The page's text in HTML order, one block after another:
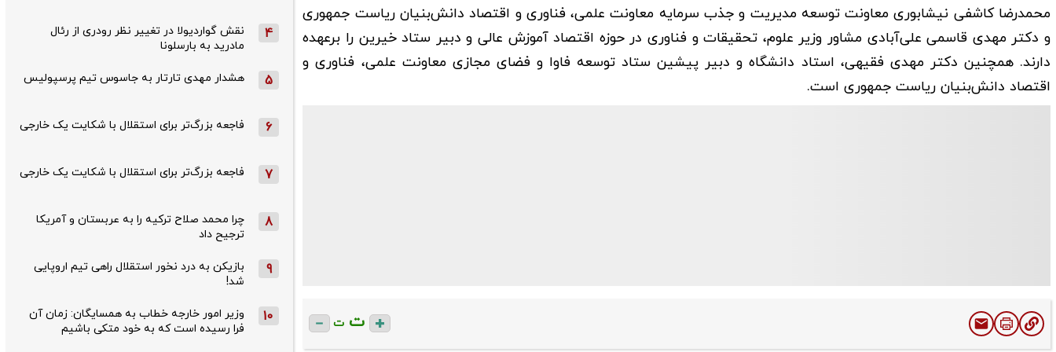
محمدرضا کاشفی نیشابوری معاونت توسعه مدیریت و جذب سرمایه معاونت علمی، فناوری و اقتصاد دانش‌بنیان ریاست جمهوری
و دکتر مهدی قاسمی علی‌آبادی مشاور وزیر علوم، تحقیقات و فناوری در حوزه اقتصاد آموزش عالی و دبیر ستاد خیرین را برعهده
دارند. همچنین دکتر مهدی فقیهی، استاد دانشگاه و دبیر پیشین ستاد توسعه فاوا و فضای مجازی معاونت علمی، فناوری و
اقتصاد دانش‌بنیان ریاست جمهوری است.
ت ت
4
نقش گواردیولا در تغییر نظر رودری از رئال
مادرید به بارسلونا
5 هشدار مهدی تارتار به جاسوس تیم پرسپولیس
6 فاجعه بزرگ‌تر برای استقلال با شکایت یک خارجی
7 فاجعه بزرگ‌تر برای استقلال با شکایت یک خارجی
8
چرا محمد صلاح ترکیه را به عربستان و آمریکا
ترجیح داد
9
بازیکن به درد نخور استقلال راهی تیم اروپایی
شد!
10
وزیر امور خارجه خطاب به همسایگان: زمان آن
فرا رسیده است که به خود متکی باشیم